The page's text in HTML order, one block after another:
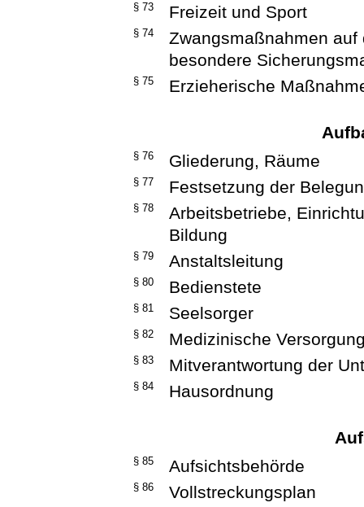
§ 73 Freizeit und Sport
§ 74
Zwangsmaßnahmen
besondere
§ 75 Erzieherische
§ 76 Gliederung, Räume
§ 77 Festsetzung der
§ 78
Arbeitsbetriebe,
Bildung
§ 79 Anstaltsleitung
§ 80 Bedienstete
§ 81 Seelsorger
§ 82 Medizinische
§ 83 Mitverantwortung der
§ 84 Hausordnung
§ 85 Aufsichtsbehörde
§ 86 Vollstreckungsplan